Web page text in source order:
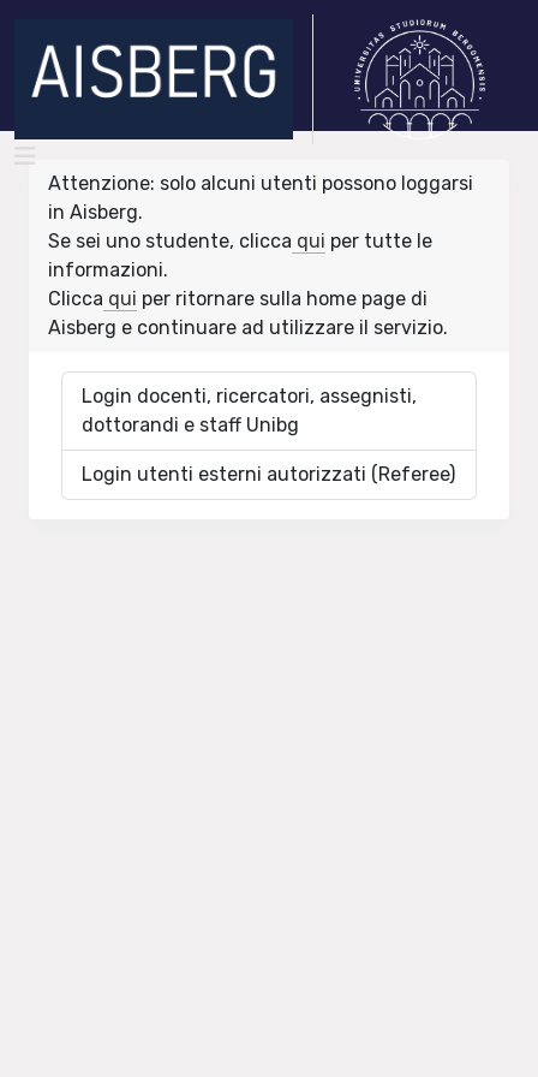
Attenzione: solo alcuni utenti possono loggarsi
in Aisberg.
Se sei uno studente, clicca qui per tutte le
informazioni.
Clicca qui per ritornare sulla home page di
Aisberg e continuare ad utilizzare il servizio.
Login docenti, ricercatori, assegnisti,
dottorandi e staff Unibg
Login utenti esterni autorizzati (Referee)